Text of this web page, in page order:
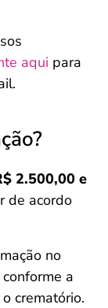
aqui para
2.500,00 e
de acordo
no
a
crematório.